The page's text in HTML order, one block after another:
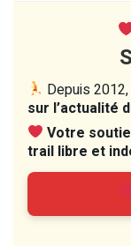
Depuis 2012,
sur l’actualité
Votre
trail libre et